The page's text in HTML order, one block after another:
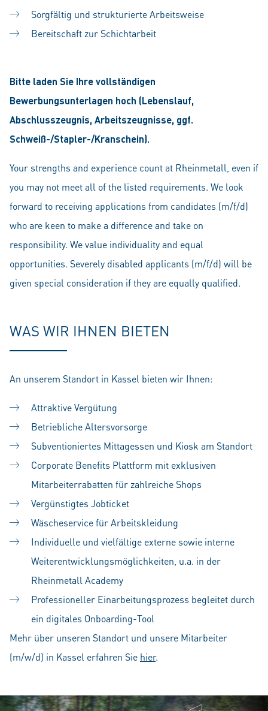
Sorgfältig und strukturierte Arbeitsweise
Bereitschaft zur Schichtarbeit
Bitte laden Sie Ihre vollständigen
Bewerbungsunterlagen hoch (Lebenslauf,
Abschlusszeugnis, Arbeitszeugnisse, ggf.
Schweiß-/Stapler-/Kranschein).
Your strengths and experience count at Rheinmetall, even if
you may not meet all of the listed requirements. We look
forward to receiving applications from candidates (m/f/d)
who are keen to make a difference and take on
responsibility. We value individuality and equal
opportunities. Severely disabled applicants (m/f/d) will be
given special consideration if they are equally qualified.
WAS WIR IHNEN BIETEN
An unserem Standort in Kassel bieten wir Ihnen:
Attraktive Vergütung
Betriebliche Altersvorsorge
Subventioniertes Mittagessen und Kiosk am Standort
Corporate Benefits Plattform mit exklusiven
Mitarbeiterrabatten für zahlreiche Shops
Vergünstigtes Jobticket
Wäscheservice für Arbeitskleidung
Individuelle und vielfältige externe sowie interne
Weiterentwicklungsmöglichkeiten, u.a. in der
Rheinmetall Academy
Professioneller Einarbeitungsprozess begleitet durch
ein digitales Onboarding-Tool
Mehr über unseren Standort und unsere Mitarbeiter
(m/w/d) in Kassel erfahren Sie hier.